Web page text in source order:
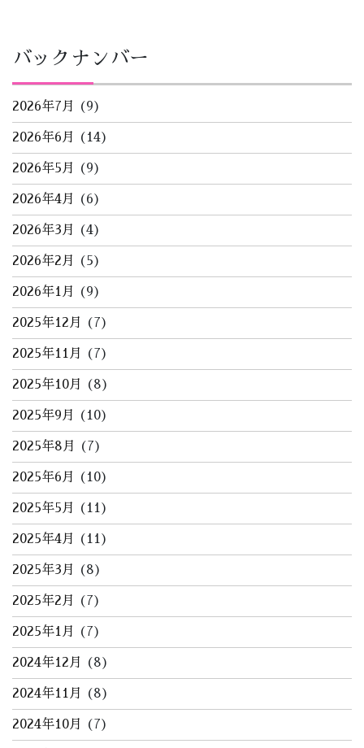
バックナンバー
2026年7月 (9)
2026年6月 (14)
2026年5月 (9)
2026年4月 (6)
2026年3月 (4)
2026年2月 (5)
2026年1月 (9)
2025年12月 (7)
2025年11月 (7)
2025年10月 (8)
2025年9月 (10)
2025年8月 (7)
2025年6月 (10)
2025年5月 (11)
2025年4月 (11)
2025年3月 (8)
2025年2月 (7)
2025年1月 (7)
2024年12月 (8)
2024年11月 (8)
2024年10月 (7)